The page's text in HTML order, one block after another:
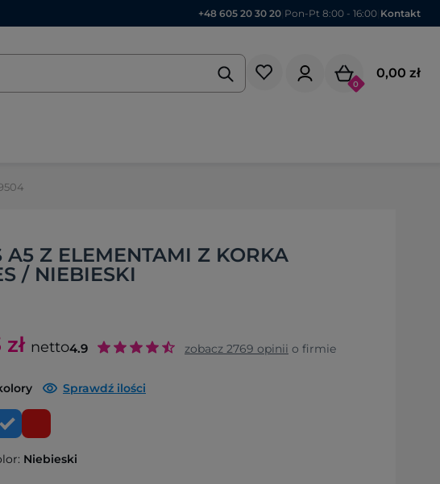
+48 605 20 30 20 Pon-Pt 8:00 - 16:00 Kontakt
0
0,00 zł
A5 Z ELEMENTAMI Z KORKA
/ NIEBIESKI
zł netto4.9 zobacz 2769 opinii o firmie
Sprawdź ilości
Niebieski